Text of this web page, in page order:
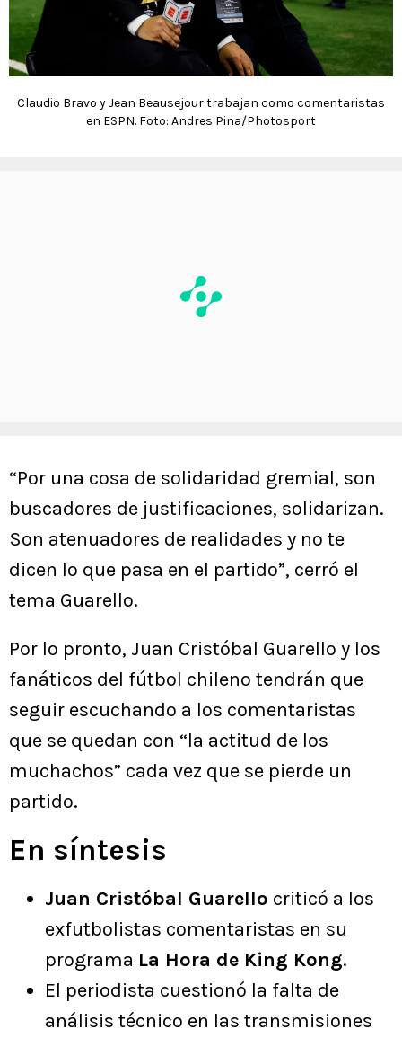
Claudio Bravo y Jean Beausejour trabajan como comentaristas
en ESPN. Foto: Andres Pina/Photosport
“Por una cosa de solidaridad gremial, son
buscadores de justificaciones, solidarizan.
Son atenuadores de realidades y no te
dicen lo que pasa en el partido”, cerró el
tema Guarello.
Por lo pronto, Juan Cristóbal Guarello y los
fanáticos del fútbol chileno tendrán que
seguir escuchando a los comentaristas
que se quedan con “la actitud de los
muchachos” cada vez que se pierde un
partido.
En síntesis
Juan Cristóbal Guarello criticó a los
exfutbolistas comentaristas en su
programa La Hora de King Kong.
El periodista cuestionó la falta de
análisis técnico en las transmisiones